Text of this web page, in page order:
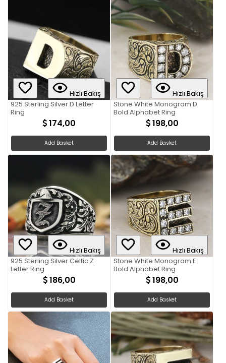
Hızlı Bakış
925 Sterling Silver D Letter
Ring
174,00
Add Basket
Hızlı Bakış
Stone White Monogram D
Bold Alphabet Ring
198,00
Add Basket
Hızlı Bakış
925 Sterling Silver Celtic Z
Letter Ring
186,00
Add Basket
Hızlı Bakış
Stone White Monogram E
Bold Alphabet Ring
198,00
Add Basket